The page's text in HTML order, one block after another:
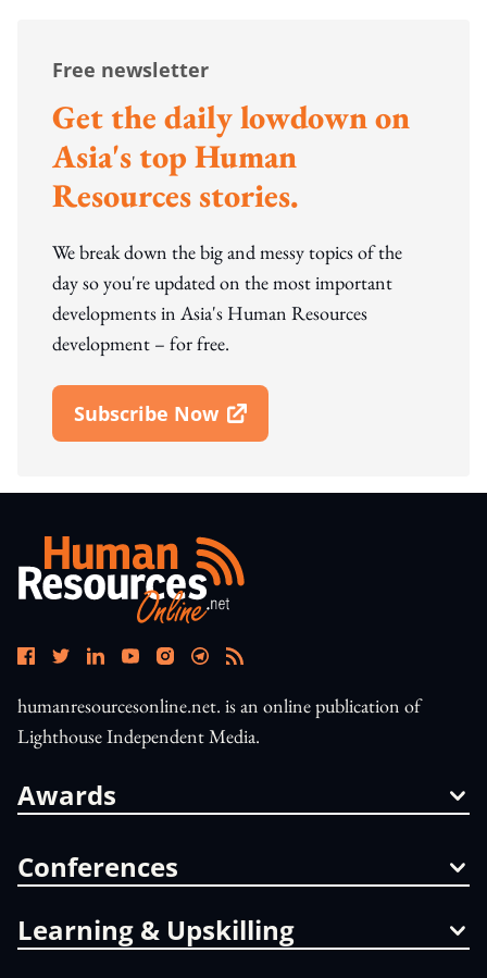
Free newsletter
Get the daily lowdown on
Asia's top Human
Resources stories.
We break down the big and messy topics of the
day so you're updated on the most important
developments in Asia's Human Resources
development – for free.
Subscribe Now
Open In New Window
humanresourcesonline.net. is an online publication of
Lighthouse Independent Media.
Awards
Conferences
Learning & Upskilling